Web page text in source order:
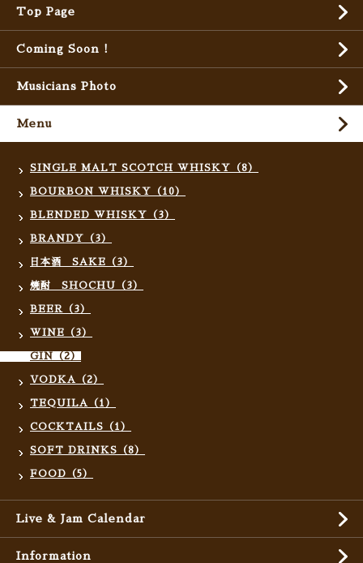
Top Page
Coming Soon !
Musicians Photo
Menu
SINGLE MALT SCOTCH WHISKY（8）
BOURBON WHISKY（10）
BLENDED WHISKY（3）
BRANDY（3）
日本酒 SAKE（3）
焼酎 SHOCHU（3）
BEER（3）
WINE（3）
GIN（2）
VODKA（2）
TEQUILA（1）
COCKTAILS（1）
SOFT DRINKS（8）
FOOD（5）
Live & Jam Calendar
Information